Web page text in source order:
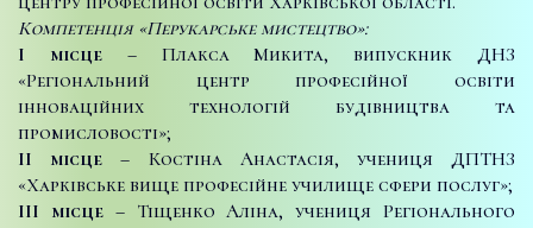
Компетенція «Перукарське мистецтво»:
І місце– Плакса Микита, випускник ДНЗ
«Регіональний центр професійної освіти
інноваційних технологій будівництва та
промисловості»;
ІІ місце – Костіна Анастасія, учениця ДПТНЗ
«Харківське вище професійне училище сфери послуг»;
ІІІ місце– Тіщенко Аліна, учениця Регіонального